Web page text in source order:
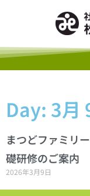
Day: 3月
まつどファミリ
礎研修のご案内
2026年3月9日